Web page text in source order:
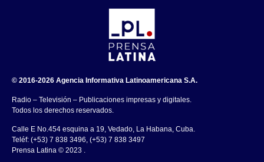
© 2016-2026 Agencia Informativa Latinoamericana S.A.
Radio – Televisión – Publicaciones impresas y digitales.
Todos los derechos reservados.
Calle E No.454 esquina a 19, Vedado, La Habana, Cuba.
Teléf: (+53) 7 838 3496, (+53) 7 838 3497
Prensa Latina © 2023 .